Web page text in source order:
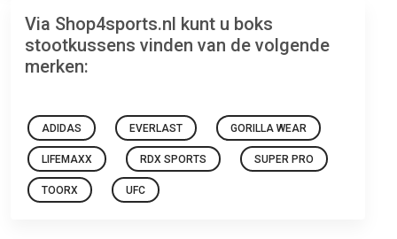
Via Shop4sports.nl kunt u boks
stootkussens vinden van de volgende
merken:
ADIDAS EVERLAST GORILLA WEAR
LIFEMAXX RDX SPORTS SUPER PRO
TOORX UFC